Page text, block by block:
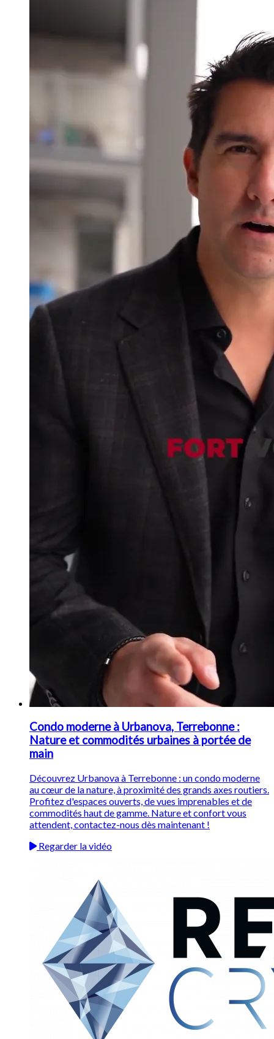
Condo moderne à Urbanova, Terrebonne :
Nature et commodités urbaines à portée de
main
Découvrez Urbanova à Terrebonne : un condo moderne
au cœur de la nature, à proximité des grands axes routiers.
Profitez d'espaces ouverts, de vues imprenables et de
commodités haut de gamme. Nature et confort vous
attendent, contactez-nous dès maintenant !
Regarder la vidéo